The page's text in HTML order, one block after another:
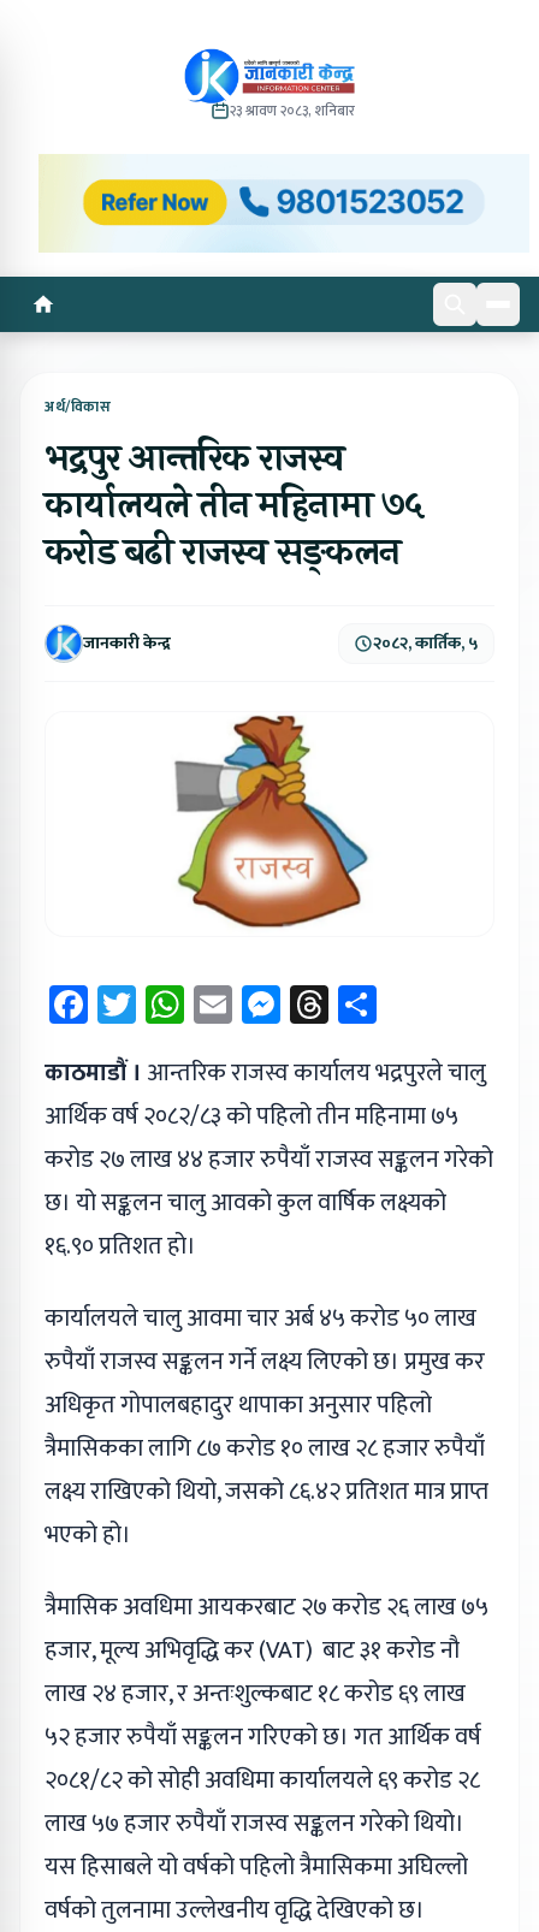
२३ श्रावण २०८३, शनिबार
अर्थ/विकास
भद्रपुर आन्तरिक राजस्व
कार्यालयले तीन महिनामा ७५
करोड बढी राजस्व सङ्कलन
जानकारी केन्द्र २०८२, कार्तिक, ५
Facebook
Twitter
WhatsApp
EmailMessenger
Threads
काठमाडौं । आन्तरिक राजस्व कार्यालय भद्रपुरले चालु
आर्थिक वर्ष २०८२/८३ को पहिलो तीन महिनामा ७५
करोड २७ लाख ४४ हजार रुपैयाँ राजस्व सङ्कलन गरेको
छ। यो सङ्कलन चालु आवको कुल वार्षिक लक्ष्यको
१६.९० प्रतिशत हो।
कार्यालयले चालु आवमा चार अर्ब ४५ करोड ५० लाख
रुपैयाँ राजस्व सङ्कलन गर्ने लक्ष्य लिएको छ। प्रमुख कर
अधिकृत गोपालबहादुर थापाका अनुसार पहिलो
त्रैमासिकका लागि ८७ करोड १० लाख २८ हजार रुपैयाँ
लक्ष्य राखिएको थियो, जसको ८६.४२ प्रतिशत मात्र प्राप्त
भएको हो।
त्रैमासिक अवधिमा आयकरबाट २७ करोड २६ लाख ७५
हजार, मूल्य अभिवृद्धि कर (VAT) बाट ३१ करोड नौ
लाख २४ हजार, र अन्तःशुल्कबाट १८ करोड ६९ लाख
५२ हजार रुपैयाँ सङ्कलन गरिएको छ। गत आर्थिक वर्ष
२०८१/८२ को सोही अवधिमा कार्यालयले ६९ करोड २८
लाख ५७ हजार रुपैयाँ राजस्व सङ्कलन गरेको थियो।
यस हिसाबले यो वर्षको पहिलो त्रैमासिकमा अघिल्लो
वर्षको तुलनामा उल्लेखनीय वृद्धि देखिएको छ।